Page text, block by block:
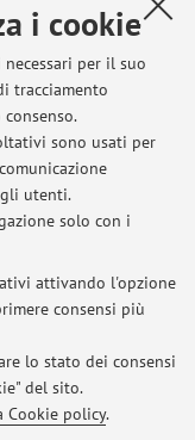
i cookie
per il suo
tracciamento
sono usati per
utenti.
solo con i
attivando l'opzione
consensi più
lo stato dei consensi
del sito.
Cookie policy.
progress)
solidi (in
tratto
conclusa)
avvisi.